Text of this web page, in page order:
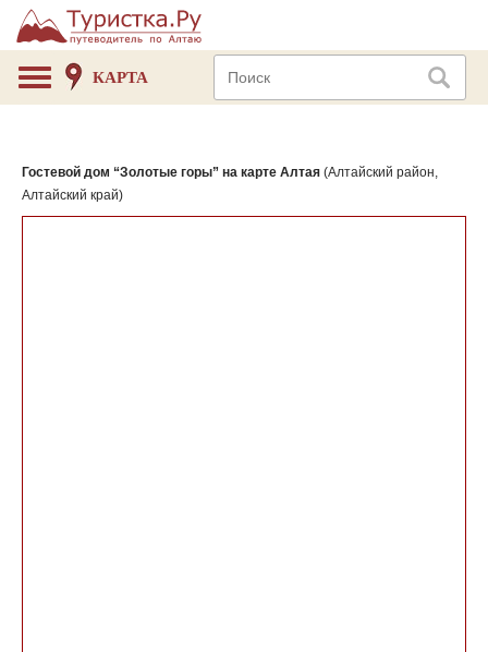
КАРТА
Гостевой дом “Золотые горы” на карте Алтая (Алтайский район,
Алтайский край)